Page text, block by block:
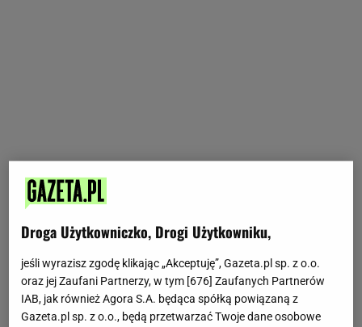
Droga Użytkowniczko, Drogi Użytkowniku,
jeśli wyrazisz zgodę klikając „Akceptuję”, Gazeta.pl sp. z o.o.
oraz jej Zaufani Partnerzy, w tym [676] Zaufanych Partnerów
IAB, jak również Agora S.A. będąca spółką powiązaną z
Gazeta.pl sp. z o.o., będą przetwarzać Twoje dane osobowe